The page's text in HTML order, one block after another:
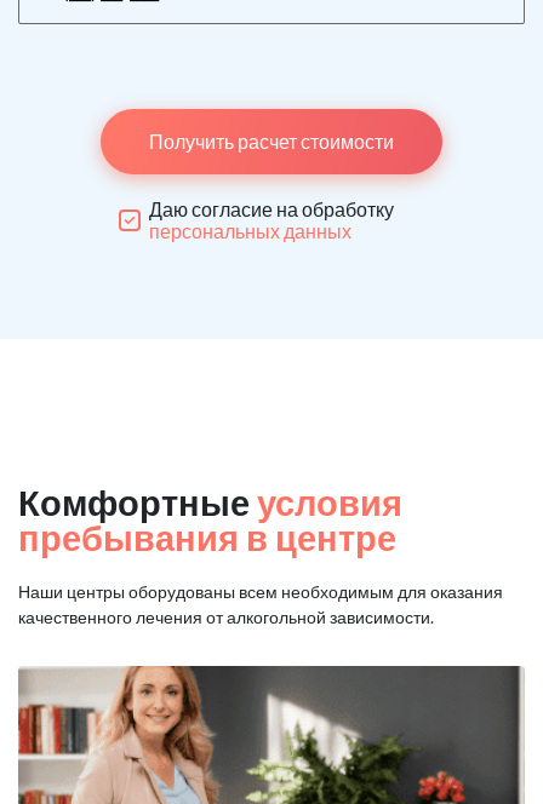
Получить расчет стоимости
Даю согласие на обработку
персональных данных
Комфортные условия
пребывания в центре
Наши центры оборудованы всем необходимым для оказания
качественного лечения от алкогольной зависимости.